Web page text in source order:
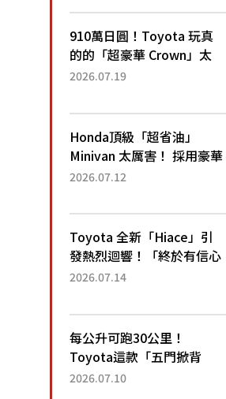
高階「Super Sport」車款
相同的...
910萬日圓！Toyota 玩真
的的「超豪華 Crown」太
厲害了！採用由「匠人技
運動化「底盤設定」！還配
備專屬豪華...
2026.07.19
Honda頂級「超省油」
Minivan 太厲害！ 採用豪華
「真皮座椅」與專屬「黑色
公里，兼具優異節能表現與
舒適「三...
2026.07.12
Toyota 全新「Hiace」引
發熱烈迴響！「終於有信心
下訂了！」「哪個等級交車
後竟然還要等「超過半年」
才能交車？...
2026.07.14
每公升可跑30公里！
Toyota這款「五門掀背
車」真的很厲害！ 擁有全
2026.07.10